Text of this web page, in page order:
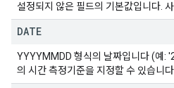
설정되지 않은 필드의 기본값입니다.
DATE
YYYYMMDD 형식의 날짜입니다 (예:
의 시간 측정기준을 지정할 수 있습니다.